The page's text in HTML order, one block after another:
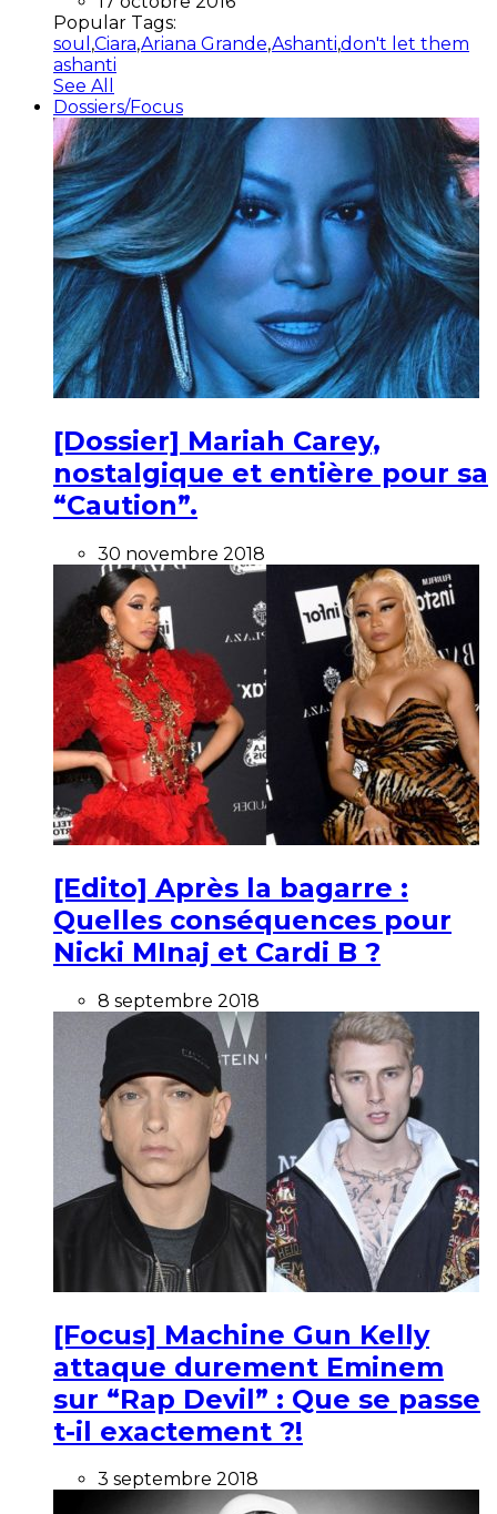
Popular Tags:
soul ,Ciara,Ariana Grande,Ashanti,don't let them
ashanti
See All
Dossiers/Focus
[Dossier] Mariah Carey,
nostalgique et entière pour sa
“Caution”.
30 novembre 2018
[Edito] Après la bagarre :
Quelles conséquences pour
Nicki MInaj et Cardi B ?
8 septembre 2018
[Focus] Machine Gun Kelly
attaque durement Eminem
sur “Rap Devil” : Que se passe
t-il exactement ?!
3 septembre 2018